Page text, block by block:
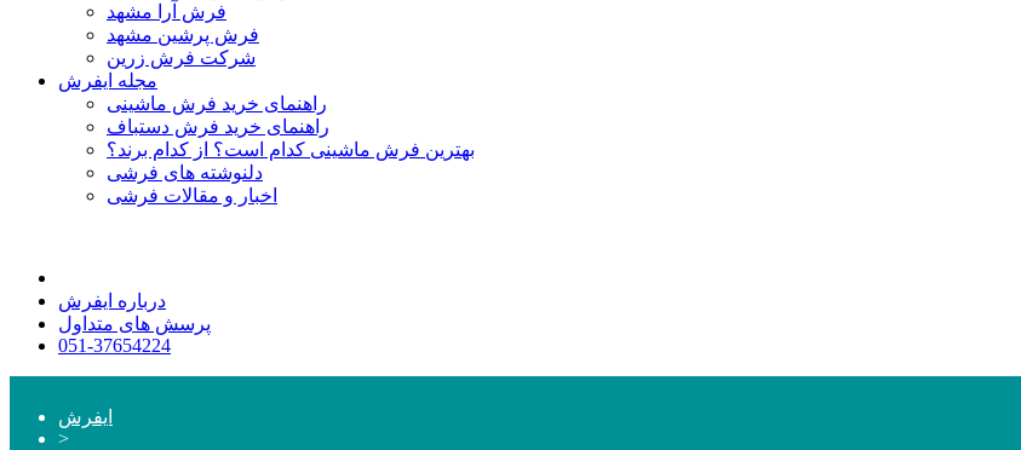
فرش آرا مشهد
فرش پرشین مشهد
شرکت فرش زرین
مجله ایفرش
راهنمای خرید فرش ماشینی
راهنمای خرید فرش دستباف
بهترین فرش ماشینی کدام است؟ از کدام برند؟
دلنوشته های فرشی
اخبار و مقالات فرشی
درباره ایفرش
پرسش های متداول
051-37654224
ایفرش
>